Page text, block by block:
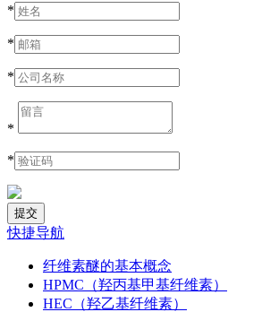
*
*
*
*
*
快捷导航
纤维素醚的基本概念
HPMC（羟丙基甲基纤维素）
HEC（羟乙基纤维素）